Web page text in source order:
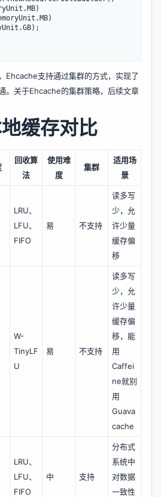
Ehcache支持通过集群的方式，实现了
。关于Ehcache的集群策略，后续文章
缓存对比
回收算
法
使用难
度
集群
适用场
景
LRU、
LFU、
FIFO
易 不支持
读多写
少，允
许少量
缓存偏
移
W-
TinyLF
U
易 不支持
读多写
少，允
许少量
缓存偏
移，能
用
Caffei
ne就别
用
Guava
cache
LRU、
LFU、
FIFO
中 支持
分布式
系统中
对数据
一致性